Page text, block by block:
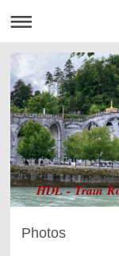
HDL - Train
Photos